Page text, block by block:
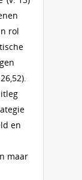
rol
en
maar